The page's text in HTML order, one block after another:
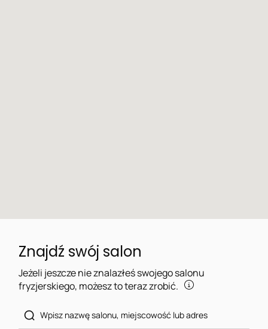
Znajdź swój salon
Jeżeli jeszcze nie znalazłeś swojego salonu
fryzjerskiego, możesz to teraz zrobić.